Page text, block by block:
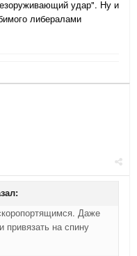
удар". Ну и
либералами
Даже
привязать на спину